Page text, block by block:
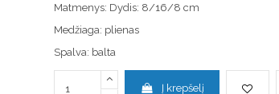
Matmenys: Dydis: 8/16/8 cm
Medžiaga: plienas
Spalva: balta
Į krepšelį